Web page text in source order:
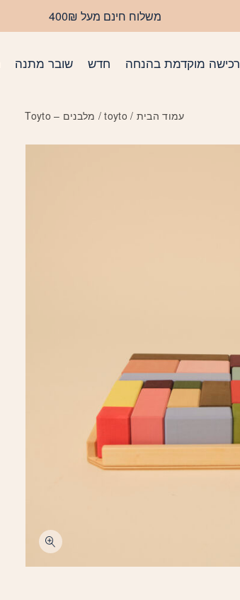
משלוח חינם מעל 400₪
רכישה מוקדמת בהנחה חדש שובר מתנה
עמוד הבית /
toyto/ מלבנים – Toyto